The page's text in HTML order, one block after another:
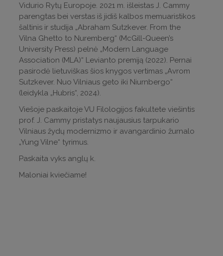
Vidurio Rytų Europoje. 2021 m. išleistas J. Cammy
parengtas bei verstas iš jidiš kalbos memuaristikos
šaltinis ir studija „Abraham Sutzkever. From the
Vilna Ghetto to Nuremberg“ (McGill-Queen’s
University Press) pelnė „Modern Language
Association (MLA)“ Levianto premiją (2022). Pernai
pasirodė lietuviškas šios knygos vertimas „Avrom
Sutzkever. Nuo Vilniaus geto iki Niurnbergo“
(leidykla „Hubris“, 2024).
Viešoje paskaitoje VU Filologijos fakultete viešintis
prof. J. Cammy pristatys naujausius tarpukario
Vilniaus žydų modernizmo ir avangardinio žurnalo
„Yung Vilne“ tyrimus.
Paskaita vyks anglų k.
Maloniai kviečiame!